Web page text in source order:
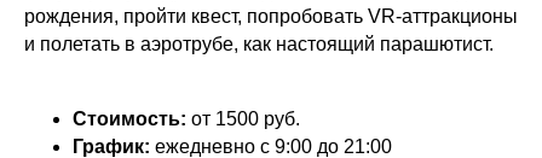
рождения, пройти квест, попробовать VR-аттракционы
и полетать в аэротрубе, как настоящий парашютист.
Стоимость: от 1500 руб.
График: ежедневно с 9:00 до 21:00